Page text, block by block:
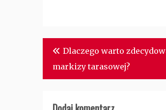
Nawigacja
wpisu
Dlaczego warto
markizy tarasowej?